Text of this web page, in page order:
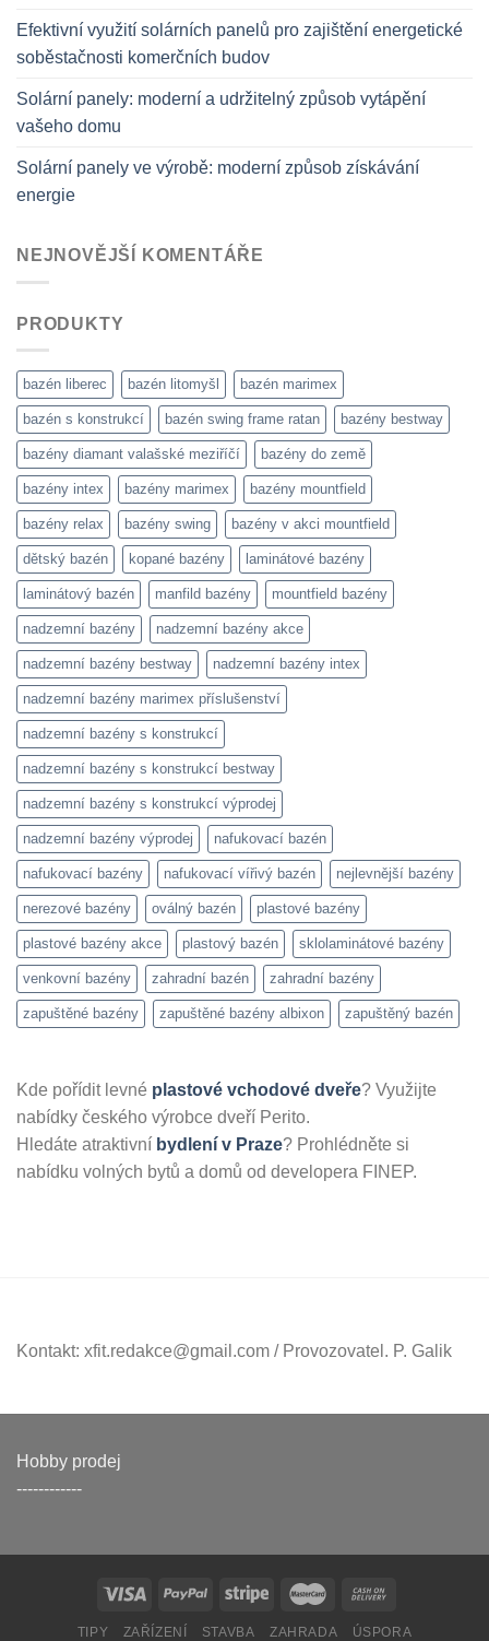
Efektivní využití solárních panelů pro zajištění energetické
soběstačnosti komerčních budov
Solární panely: moderní a udržitelný způsob vytápění
vašeho domu
Solární panely ve výrobě: moderní způsob získávání
energie
NEJNOVĚJŠÍ KOMENTÁŘE
PRODUKTY
bazén liberec bazén litomyšl bazén marimex
bazén s konstrukcí bazén swing frame ratan bazény bestway
bazény diamant valašské meziříčí bazény do země
bazény intex bazény marimex bazény mountfield
bazény relax bazény swing bazény v akci mountfield
dětský bazén kopané bazény laminátové bazény
laminátový bazén manfild bazény mountfield bazény
nadzemní bazény nadzemní bazény akce
nadzemní bazény bestway nadzemní bazény intex
nadzemní bazény marimex příslušenství
nadzemní bazény s konstrukcí
nadzemní bazény s konstrukcí bestway
nadzemní bazény s konstrukcí výprodej
nadzemní bazény výprodej nafukovací bazén
nafukovací bazény nafukovací vířivý bazén nejlevnější bazény
nerezové bazény oválný bazén plastové bazény
plastové bazény akce plastový bazén sklolaminátové bazény
venkovní bazény zahradní bazén zahradní bazény
zapuštěné bazény zapuštěné bazény albixon zapuštěný bazén
Kde pořídit levné plastové vchodové dveře? Využijte
nabídky českého výrobce dveří Perito.
Hledáte atraktivní bydlení v Praze? Prohlédněte si
nabídku volných bytů a domů od developera FINEP.
Kontakt: xfit.redakce@gmail.com / Provozovatel. P. Galik
Hobby prodej
------------
TIPY ZAŘÍZENÍ STAVBA ZAHRADA ÚSPORA